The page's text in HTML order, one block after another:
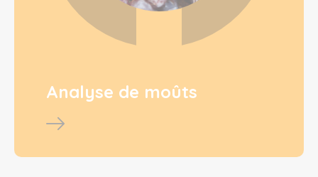
Analyse de moûts